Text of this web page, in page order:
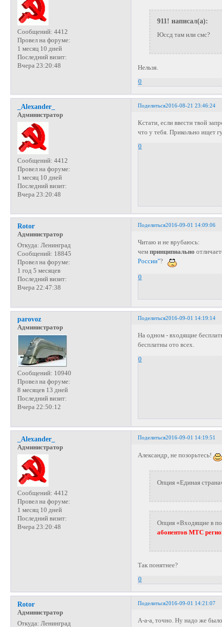
Сообщений: 4412
Провел на форуме:
1 месяц 10 дней
Последний визит:
Вчера 23:20:48
911! написал(а):
Юссд там или смс?
Нельзя.
0
Поделиться2016-08-21 23:46:24
_Alexander_
Администратор
Сообщений: 4412
Провел на форуме:
1 месяц 10 дней
Последний визит:
Вчера 23:20:48
Кстати, если ввести твой
что у тебя. Прикольно ищет
0
Поделиться2016-09-01 14:09:06
Rotor
Администратор
Откуда: Ленинград
Сообщений: 18845
Провел на форуме:
1 год 5 месяцев
Последний визит:
Вчера 22:47:38
Читаю и не врубаюсь:
чемпринципиально
России"?
0
Поделиться2016-09-01 14:19:14
parovoz
Администратор
Сообщений: 10940
Провел на форуме:
8 месяцев 13 дней
Последний визит:
Вчера 22:50:12
На одном - входящие
бесплатны ото всех.
0
Поделиться2016-09-01 14:19:51
_Alexander_
Администратор
Сообщений: 4412
Провел на форуме:
1 месяц 10 дней
Последний визит:
Вчера 23:20:48
Александр, не позорьтесь!
Опция «Единая
Опция «Входящие в
абонентов МТС
Так понятнее?
0
Поделиться2016-09-01 14:21:07
Rotor
Администратор
Откуда: Ленинград А-а-а, точно. Ну надо же